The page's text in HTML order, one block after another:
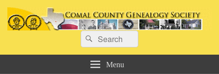
Comal County Genealogy Society
Search
for:
Search
Menu